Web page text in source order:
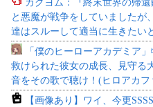
と悪魔が戦争をしていましたが
達はスルーして適当に生きたい
「僕のヒーローアカデミア
救けられた彼女の成長、見守る
音をその歌で聴け！(ヒロアカ
【画像あり】ワイ、今更